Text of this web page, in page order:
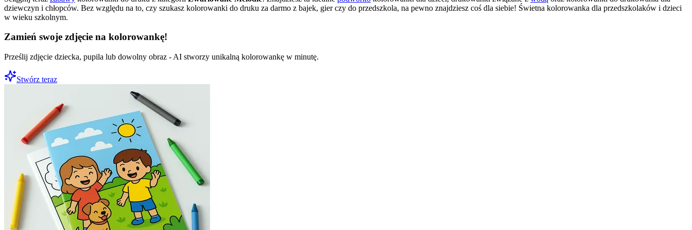
dziewczyn i chłopców. Bez względu na to, czy szukasz kolorowanki do druku za darmo z bajek, gier czy do przedszkola, na pewno znajdziesz coś dla siebie! Świetna kolorowanka dla przedszkolaków i dzieci
w wieku szkolnym.
Zamień swoje zdjęcie na kolorowankę!
Prześlij zdjęcie dziecka, pupila lub dowolny obraz - AI stworzy unikalną kolorowankę w minutę.
Stwórz teraz